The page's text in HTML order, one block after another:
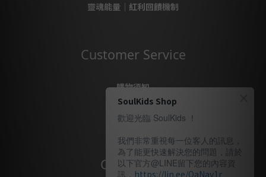
靈魂能量｜紅利回饋機制
Customer Service
購物須知
購物代購
售後服務
Contact Us
SoulKids Shop
歡迎光臨 SoulKids ！
我們非常重視每一位客人的訊息，
為了能更快速解決您的問題，請於
以下官方@LINE留下您的內容資
訊， https://lin.ee/QaNav1r